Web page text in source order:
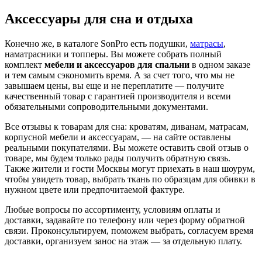
Аксессуары для сна и отдыха
Конечно же, в каталоге SonPro есть подушки, матрасы,
наматрасники и топперы. Вы можете собрать полный
комплект мебели и аксессуаров для спальни в одном заказе
и тем самым сэкономить время. А за счет того, что мы не
завышаем цены, вы еще и не переплатите — получите
качественный товар с гарантией производителя и всеми
обязательными сопроводительными документами.
Все отзывы к товарам для сна: кроватям, диванам, матрасам,
корпусной мебели и аксессуарам, — на сайте оставлены
реальными покупателями. Вы можете оставить свой отзыв о
товаре, мы будем только рады получить обратную связь.
Также жители и гости Москвы могут приехать в наш шоурум,
чтобы увидеть товар, выбрать ткань по образцам для обивки в
нужном цвете или предпочитаемой фактуре.
Любые вопросы по ассортименту, условиям оплаты и
доставки, задавайте по телефону или через форму обратной
связи. Проконсультируем, поможем выбрать, согласуем время
доставки, организуем занос на этаж — за отдельную плату.